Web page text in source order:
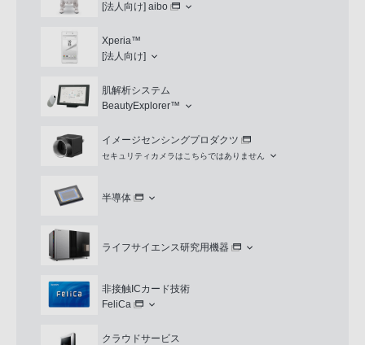
[法人向け] aibo
Xperia™
[法人向け]
肌解析システム
BeautyExplorer™
イメージセンシングプロダクツ
セキュリティカメラはこちらではありません
半導体
ライフサイエンス研究用機器
非接触ICカード技術
FeliCa
クラウドサービス